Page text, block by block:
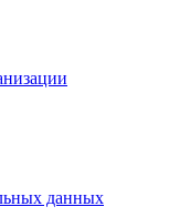
данных